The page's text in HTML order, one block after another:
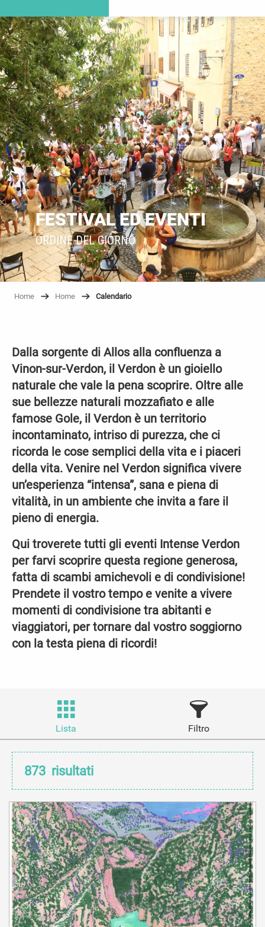
FESTIVAL ED EVENTI
ORDINE DEL GIORNO
Home Home Calendario
Dalla sorgente di Allos alla confluenza a
Vinon-sur-Verdon, il Verdon è un gioiello
naturale che vale la pena scoprire. Oltre alle
sue bellezze naturali mozzafiato e alle
famose Gole, il Verdon è un territorio
incontaminato, intriso di purezza, che ci
ricorda le cose semplici della vita e i piaceri
della vita. Venire nel Verdon significa vivere
un’esperienza “intensa”, sana e piena di
vitalità, in un ambiente che invita a fare il
pieno di energia.
Qui troverete tutti gli eventi Intense Verdon
per farvi scoprire questa regione generosa,
fatta di scambi amichevoli e di condivisione!
Prendete il vostro tempo e venite a vivere
momenti di condivisione tra abitanti e
viaggiatori, per tornare dal vostro soggiorno
con la testa piena di ricordi!
Lista Filtro
873 risultati